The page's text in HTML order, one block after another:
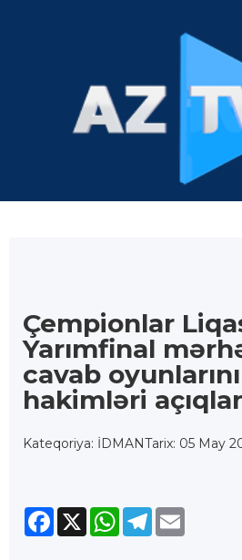
Çempionlar
Yarımfinal
cavab
hakimləri
Kateqoriya: İDMANTarix: 05 May
Facebook
X WhatsApp
Telegram